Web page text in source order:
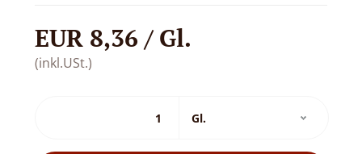
EUR 8,36 / Gl.
(inkl.USt.)